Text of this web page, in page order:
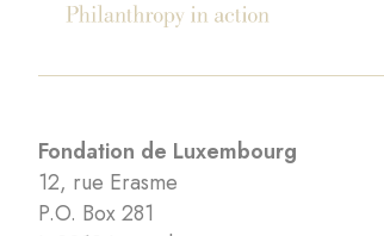
Fondation de Luxembourg
12, rue Erasme
P.O. Box 281